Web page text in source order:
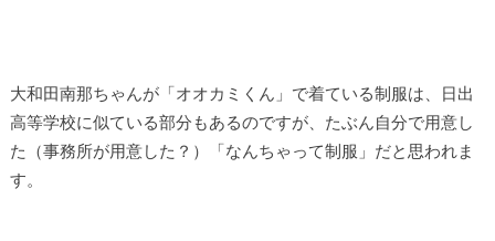
大和田南那ちゃんが「オオカミくん」で着ている制服は、日出
高等学校に似ている部分もあるのですが、たぶん自分で用意し
た（事務所が用意した？）「なんちゃって制服」だと思われま
す。